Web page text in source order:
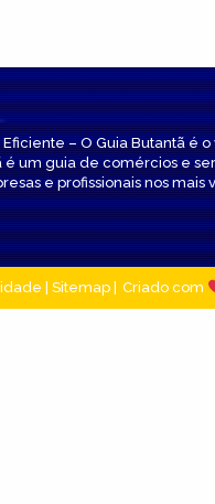
Eficiente – O Guia Butantã é
é um guia de comércios e
e profissionais nos
| Sitemap Criado com